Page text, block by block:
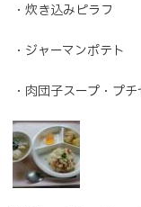
・炊き込みピラフ
・ジャーマンポテト
・肉団子スープ・プ